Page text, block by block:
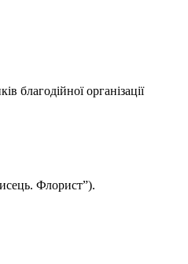
благодійної організації
Флорист”).